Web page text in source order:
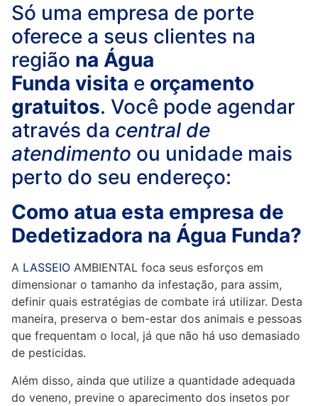
Só uma empresa de porte
oferece a seus clientes na
região na Água
Funda visita e orçamento
gratuitos. Você pode agendar
através da central de
atendimento ou unidade mais
perto do seu endereço:
Como atua esta empresa de
Dedetizadora na Água Funda?
A LASSEIO AMBIENTAL foca seus esforços em
dimensionar o tamanho da infestação, para assim,
definir quais estratégias de combate irá utilizar. Desta
maneira, preserva o bem-estar dos animais e pessoas
que frequentam o local, já que não há uso demasiado
de pesticidas.
Além disso, ainda que utilize a quantidade adequada
do veneno, previne o aparecimento dos insetos por